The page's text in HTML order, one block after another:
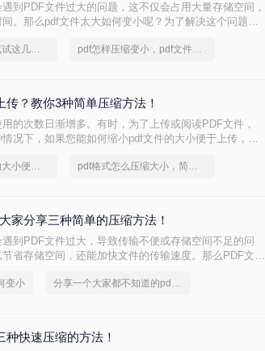
到PDF文件过大的问题，这不仅会占用大量存储空间，
。那么pdf文件太大如何变小呢？为了解决这个问题，
pdf文件怎么压缩试试这几个方法 pdf怎样压缩变小，pdf文件太大如何压缩
？教你3种简单压缩方法！
的次数日渐增多。有时，为了上传或阅读PDF文件，
况下，如果您能如何缩小pdf文件的大小便于上传，您
如何缩小pdf文件的大小便于上传 pdf格式怎么压缩大小，简单方法教你一招
家分享三种简单的压缩方法！
到PDF文件过大，导致传输不便或存储空间不足的问
省存储空间，还能加快文件的传输速度。那么PDF文件
变小 分享一个大家都不知道的pdf文件压缩方法
快速压缩的方法！